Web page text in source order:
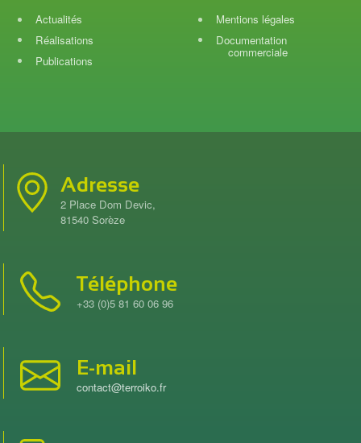
Actualités
Réalisations
Publications
Mentions légales
Documentation
commerciale
Adresse
2 Place Dom Devic,
81540 Sorèze
Téléphone
+33 (0)5 81 60 06 96
E-mail
contact@terroiko.fr